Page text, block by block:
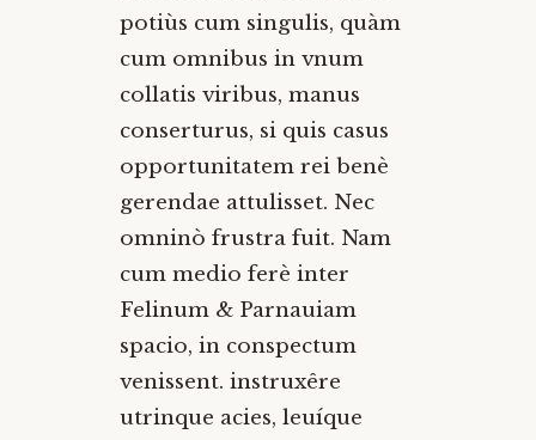
potiùs cum singulis, quàm
cum omnibus in vnum
collatis viribus, manus
conserturus, si quis casus
opportunitatem rei benè
gerendae attulisset. Nec
omninò frustra fuit. Nam
cum medio ferè inter
Felinum & Parnauiam
spacio, in conspectum
venissent. instruxêre
utrinque acies, leuíque